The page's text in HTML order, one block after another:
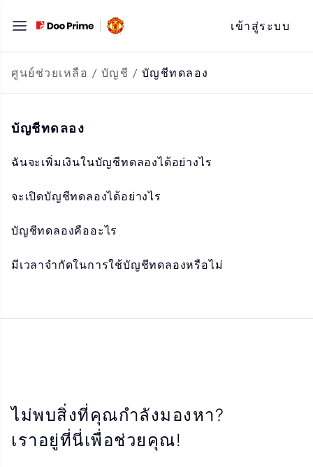
ไป
ที่
เนื้อหา
เข้าสู่ระบบ
ศูนย์ช่วยเหลือ / บัญชี / บัญชีทดลอง
บัญชีทดลอง
ฉันจะเพิ่มเงินในบัญชีทดลองได้อย่างไร
จะเปิดบัญชีทดลองได้อย่างไร
บัญชีทดลองคืออะไร
มีเวลาจำกัดในการใช้บัญชีทดลองหรือไม่
ไม่พบสิ่งที่คุณกำลังมองหา?
เราอยู่ที่นี่เพื่อช่วยคุณ!